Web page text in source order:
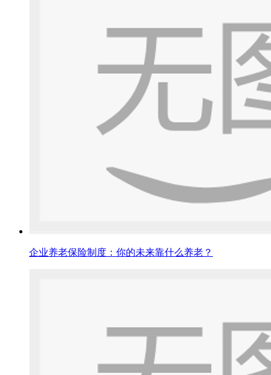
企业养老保险制度：你的未来靠什么养老？